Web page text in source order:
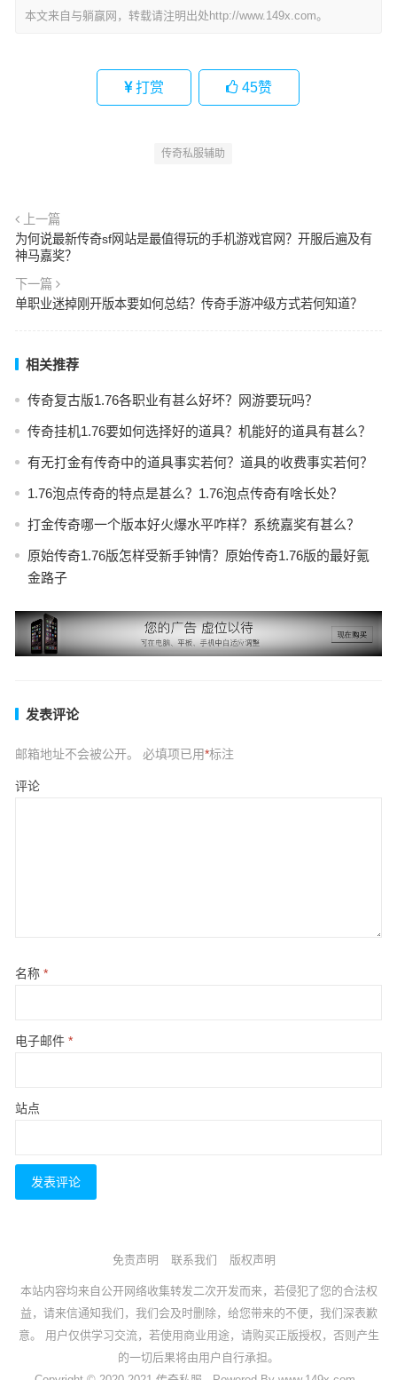
本文来自与躺赢网，转载请注明出处http://www.149x.com。
打赏 45赞
传奇私服辅助
上一篇
为何说最新传奇sf网站是最值得玩的手机游戏官网？开服后遍及有
神马嘉奖？
下一篇
单职业迷掉刚开版本要如何总结？传奇手游冲级方式若何知道？
相关推荐
传奇复古版1.76各职业有甚么好坏？网游要玩吗？
传奇挂机1.76要如何选择好的道具？机能好的道具有甚么？
有无打金有传奇中的道具事实若何？道具的收费事实若何？
1.76泡点传奇的特点是甚么？1.76泡点传奇有啥长处？
打金传奇哪一个版本好火爆水平咋样？系统嘉奖有甚么？
原始传奇1.76版怎样受新手钟情？原始传奇1.76版的最好氪
金路子
发表评论
邮箱地址不会被公开。 必填项已用*标注
评论
名称 *
电子邮件 *
站点
免责声明 联系我们 版权声明
本站内容均来自公开网络收集转发二次开发而来，若侵犯了您的合法权
益，请来信通知我们，我们会及时删除，给您带来的不便，我们深表歉
意。 用户仅供学习交流，若使用商业用途，请购买正版授权，否则产生
的一切后果将由用户自行承担。